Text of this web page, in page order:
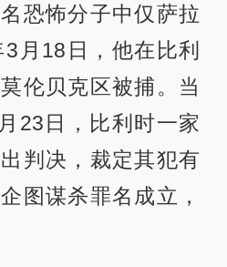
恐怖分子中仅萨拉
月18日，他在比利
伦贝克区被捕。当
23日，比利时一家
判决，裁定其犯有
图谋杀罪名成立，